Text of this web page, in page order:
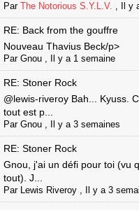
Par The Notorious S.Y.L.V. Il y
RE: Back from the gouffre
Nouveau Thavius Beck/p>
Par Gnou, Il y a 1 semaine
RE: Stoner Rock
@lewis-riveroy Bah... Kyuss.
tout est p...
Par Gnou, Il y a 3 semaines
RE: Stoner Rock
Gnou, j'ai un défi pour toi (vu
tout). J...
Par Lewis Riveroy, Il y a 3